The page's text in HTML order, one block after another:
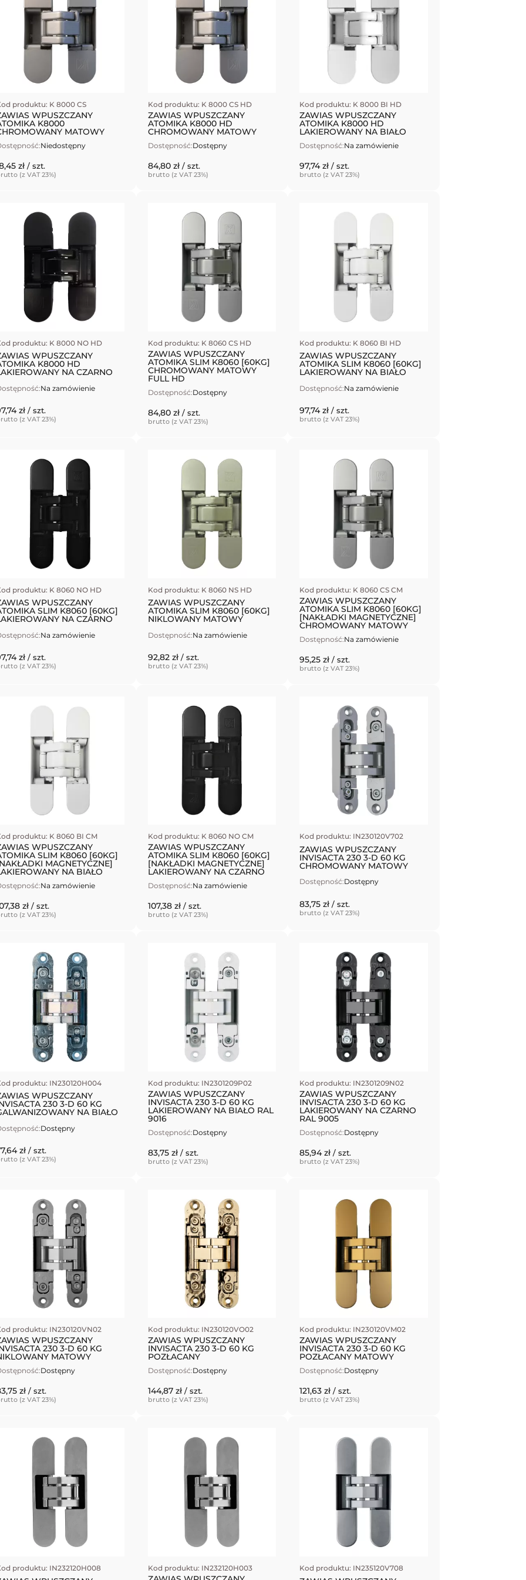
produktu: K 8000 CS
WPUSZCZANY
K8000
MATOWY
Niedostępny
zł / szt.
(z VAT 23%)
Kod produktu: K 8000 CS HD
ZAWIAS WPUSZCZANY
ATOMIKA K8000 HD
CHROMOWANY MATOWY
Dostępność:Dostępny
84,80 zł / szt.
brutto (z VAT 23%)
Kod produktu: K 8000 BI HD
ZAWIAS WPUSZCZANY
ATOMIKA K8000 HD
LAKIEROWANY NA BIAŁO
Dostępność:Na zamówienie
97,74 zł/ szt.
brutto (z VAT 23%)
produktu: K 8000 NO HD
WPUSZCZANY
K8000 HD
NA CZARNO
Na zamówienie
zł / szt.
(z VAT 23%)
Kod produktu: K 8060 CS HD
ZAWIAS WPUSZCZANY
ATOMIKA SLIM K8060 [60KG]
CHROMOWANY MATOWY
FULL HD
Dostępność:Dostępny
84,80 zł / szt.
brutto (z VAT 23%)
Kod produktu: K 8060 BI HD
ZAWIAS WPUSZCZANY
ATOMIKA SLIM K8060 [60KG]
LAKIEROWANY NA BIAŁO
Dostępność:Na zamówienie
97,74 zł/ szt.
brutto (z VAT 23%)
produktu: K 8060 NO HD
WPUSZCZANY
SLIM K8060 [60KG]
NA CZARNO
Na zamówienie
zł / szt.
(z VAT 23%)
Kod produktu: K 8060 NS HD
ZAWIAS WPUSZCZANY
ATOMIKA SLIM K8060 [60KG]
NIKLOWANY MATOWY
Dostępność:Na zamówienie
92,82 zł / szt.
brutto (z VAT 23%)
Kod produktu: K 8060 CS CM
ZAWIAS WPUSZCZANY
ATOMIKA SLIM K8060 [60KG]
[NAKŁADKI MAGNETYCZNE]
CHROMOWANY MATOWY
Dostępność:Na zamówienie
95,25 zł/ szt.
brutto (z VAT 23%)
produktu: K 8060 BI CM
WPUSZCZANY
SLIM K8060 [60KG]
MAGNETYCZNE]
NA BIAŁO
Na zamówienie
zł / szt.
(z VAT 23%)
Kod produktu: K 8060 NO CM
ZAWIAS WPUSZCZANY
ATOMIKA SLIM K8060 [60KG]
[NAKŁADKI MAGNETYCZNE]
LAKIEROWANY NA CZARNO
Dostępność:Na zamówienie
107,38 zł / szt.
brutto (z VAT 23%)
Kod produktu: IN230120V702
ZAWIAS WPUSZCZANY
INVISACTA 230 3-D 60 KG
CHROMOWANY MATOWY
Dostępność:Dostępny
83,75 zł/ szt.
brutto (z VAT 23%)
produktu: IN230120H004
WPUSZCZANY
230 3-D 60 KG
NA BIAŁO
Dostępny
zł / szt.
(z VAT 23%)
Kod produktu: IN2301209P02
ZAWIAS WPUSZCZANY
INVISACTA 230 3-D 60 KG
LAKIEROWANY NA BIAŁO RAL
9016
Dostępność:Dostępny
83,75 zł / szt.
brutto (z VAT 23%)
Kod produktu: IN2301209N02
ZAWIAS WPUSZCZANY
INVISACTA 230 3-D 60 KG
LAKIEROWANY NA CZARNO
RAL 9005
Dostępność:Dostępny
85,94 zł/ szt.
brutto (z VAT 23%)
produktu: IN230120VN02
WPUSZCZANY
230 3-D 60 KG
MATOWY
Dostępny
zł / szt.
(z VAT 23%)
Kod produktu: IN230120VO02
ZAWIAS WPUSZCZANY
INVISACTA 230 3-D 60 KG
POZŁACANY
Dostępność:Dostępny
144,87 zł / szt.
brutto (z VAT 23%)
Kod produktu: IN230120VM02
ZAWIAS WPUSZCZANY
INVISACTA 230 3-D 60 KG
POZŁACANY MATOWY
Dostępność:Dostępny
121,63 zł/ szt.
brutto (z VAT 23%)
produktu: IN232120H008 Kod produktu: IN232120H003 Kod produktu: IN235120V708